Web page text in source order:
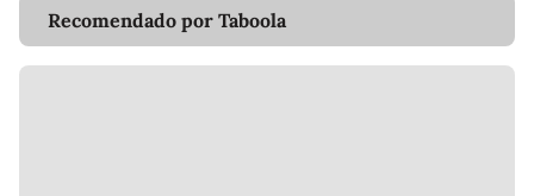
Recomendado por Taboola